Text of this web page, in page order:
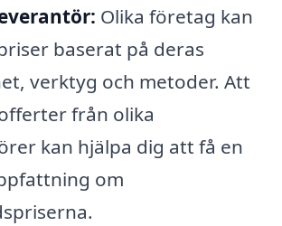
Olika företag kan
baserat på deras
verktyg och metoder. Att
från olika
kan hjälpa dig att få en
om